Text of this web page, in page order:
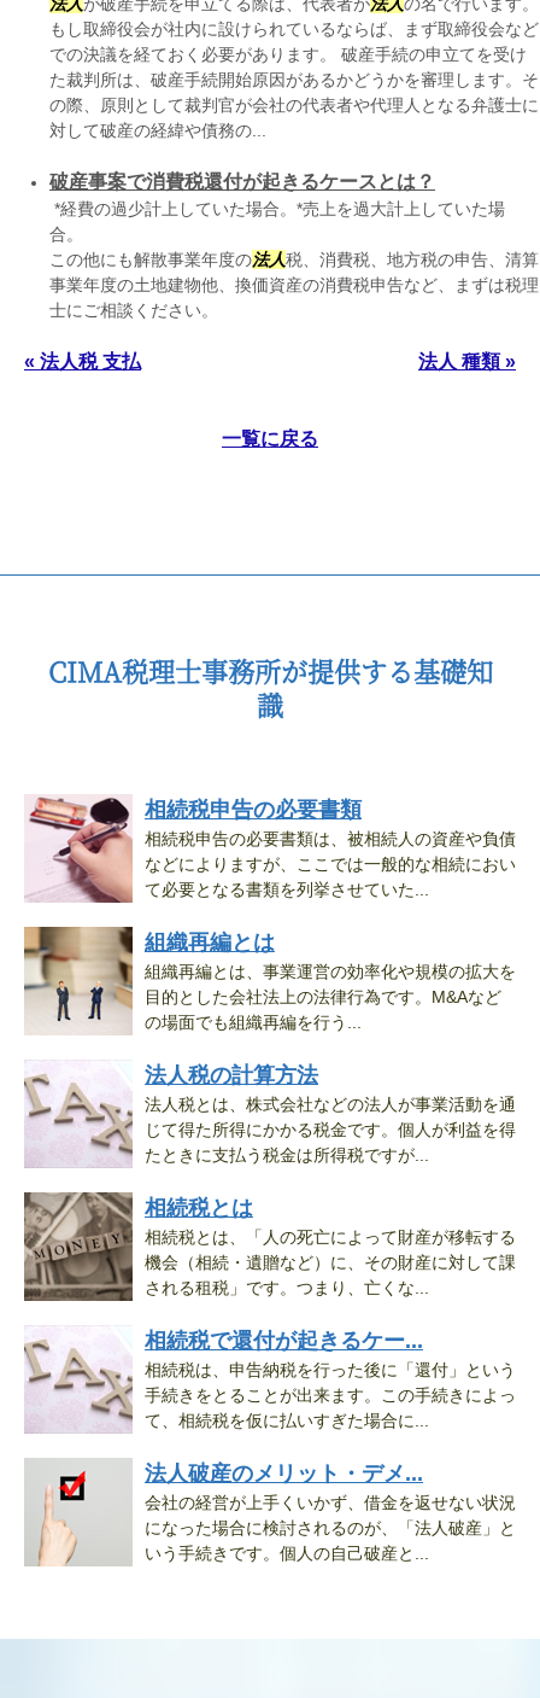
もし取締役会が社内に設けられているならば、まず取締役会など
での決議を経ておく必要があります。 破産手続の申立てを受け
た裁判所は、破産手続開始原因があるかどうかを審理します。そ
の際、原則として裁判官が会社の代表者や代理人となる弁護士に
対して破産の経緯や債務の...
破産事案で消費税還付が起きるケースとは？
*経費の過少計上していた場合。*売上を過大計上していた場
合
この他にも解散事業年度の法人税、消費税、地方税の申告、清算
事業年度の土地建物他、換価資産の消費税申告など、まずは税理
士にご相談ください。
« 法人税 支払 法人 種類 »
一覧に戻る
CIMA税理士事務所が提供する基礎知
識
相続税申告の必要書類
相続税申告の必要書類は、被相続人の資産や負債
などによりますが、ここでは一般的な相続におい
て必要となる書類を列挙させていた...
組織再編とは
組織再編とは、事業運営の効率化や規模の拡大を
目的とした会社法上の法律行為です。M&Aなど
の場面でも組織再編を行う...
法人税の計算方法
法人税とは、株式会社などの法人が事業活動を通
じて得た所得にかかる税金です。個人が利益を得
たときに支払う税金は所得税ですが...
相続税とは
相続税とは、「人の死亡によって財産が移転する
機会（相続・遺贈など）に、その財産に対して課
される租税」です。つまり、亡くな...
相続税で還付が起きるケー...
相続税は、申告納税を行った後に「還付」という
手続きをとることが出来ます。この手続きによっ
て、相続税を仮に払いすぎた場合に...
法人破産のメリット・デメ...
会社の経営が上手くいかず、借金を返せない状況
になった場合に検討されるのが、「法人破産」と
いう手続きです。個人の自己破産と...